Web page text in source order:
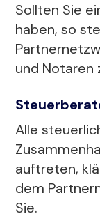
Sollten Sie
haben, so
und Notaren
Alle
auftreten,
dem
Sie.